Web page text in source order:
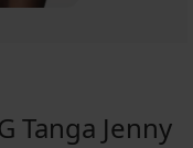
Tanga Jenny